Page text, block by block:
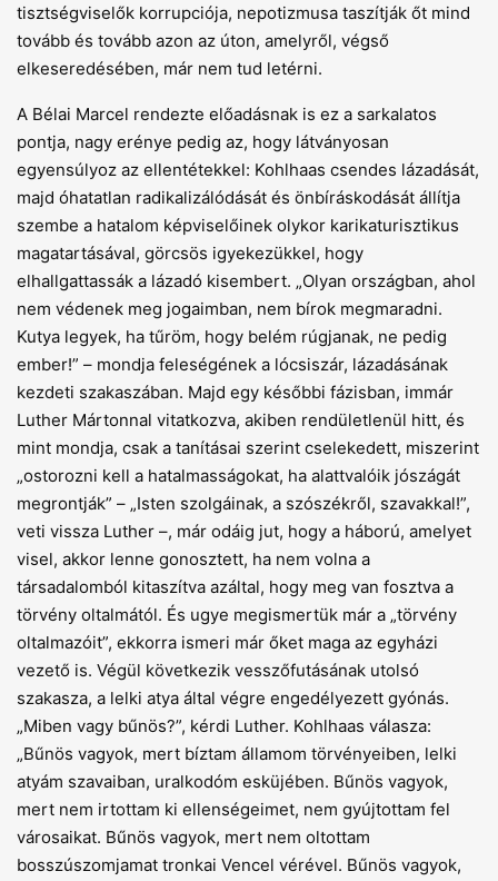
tisztségviselők korrupciója, nepotizmusa taszítják őt mind
tovább és tovább azon az úton, amelyről, végső
elkeseredésében, már nem tud letérni.
A Bélai Marcel rendezte előadásnak is ez a sarkalatos
pontja, nagy erénye pedig az, hogy látványosan
egyensúlyoz az ellentétekkel: Kohlhaas csendes lázadását,
majd óhatatlan radikalizálódását és önbíráskodását állítja
szembe a hatalom képviselőinek olykor karikaturisztikus
magatartásával, görcsös igyekezükkel, hogy
elhallgattassák a lázadó kisembert. „Olyan országban, ahol
nem védenek meg jogaimban, nem bírok megmaradni.
Kutya legyek, ha tűröm, hogy belém rúgjanak, ne pedig
ember!” – mondja feleségének a lócsiszár, lázadásának
kezdeti szakaszában. Majd egy későbbi fázisban, immár
Luther Mártonnal vitatkozva, akiben rendületlenül hitt, és
mint mondja, csak a tanításai szerint cselekedett, miszerint
„ostorozni kell a hatalmasságokat, ha alattvalóik jószágát
megrontják” – „Isten szolgáinak, a szószékről, szavakkal!”,
veti vissza Luther –, már odáig jut, hogy a háború, amelyet
visel, akkor lenne gonosztett, ha nem volna a
társadalomból kitaszítva azáltal, hogy meg van fosztva a
törvény oltalmától. És ugye megismertük már a „törvény
oltalmazóit”, ekkorra ismeri már őket maga az egyházi
vezető is. Végül következik vesszőfutásának utolsó
szakasza, a lelki atya által végre engedélyezett gyónás.
„Miben vagy bűnös?”, kérdi Luther. Kohlhaas válasza:
„Bűnös vagyok, mert bíztam államom törvényeiben, lelki
atyám szavaiban, uralkodóm esküjében. Bűnös vagyok,
mert nem irtottam ki ellenségeimet, nem gyújtottam fel
városaikat. Bűnös vagyok, mert nem oltottam
bosszúszomjamat tronkai Vencel vérével. Bűnös vagyok,